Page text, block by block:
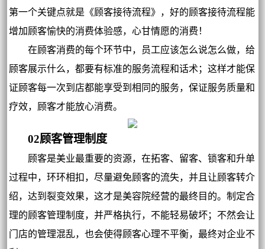
第一个关键点就是《顾客接待流程》，好的顾客接待流程能
增加顾客愉快的消费体验感，心甘情愿的消费！
在顾客消费的每个环节中，员工应该怎么说怎么做，给
顾客展示什么，都要有标准的服务流程和话术；这样才能保
证顾客每一次到店都能享受到相同的服务，保证服务质量和
疗效，顾客才能放心消费。
02顾客管理制度
顾客是美业最重要的资源，在拓客、留客、锁客和升单
过程中，环环相扣，尽量避免顾客的流失，并且让顾客转介
绍，达到裂变效果，这才是美容院经营的最终目的。制定合
理的顾客管理制度，并严格执行，不能轻易破坏；不然会让
门店的管理混乱，也会使得顾客心理不平衡，最终对企业不